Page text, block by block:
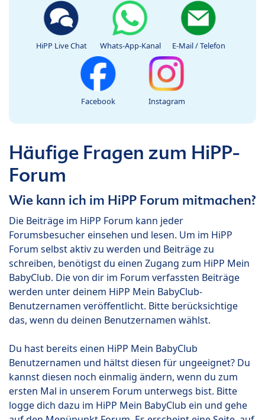
HiPP Live Chat Whats-App-Kanal E-Mail / Telefon
Facebook Instagram
Häufige Fragen zum HiPP-
Forum
Wie kann ich im HiPP Forum mitmachen?
Die Beiträge im HiPP Forum kann jeder
Forumsbesucher einsehen und lesen. Um im HiPP
Forum selbst aktiv zu werden und Beiträge zu
schreiben, benötigst du einen Zugang zum HiPP Mein
BabyClub. Die von dir im Forum verfassten Beiträge
werden unter deinem HiPP Mein BabyClub-
Benutzernamen veröffentlicht. Bitte berücksichtige
das, wenn du deinen Benutzernamen wählst.
Du hast bereits einen HiPP Mein BabyClub
Benutzernamen und hältst diesen für ungeeignet? Du
kannst diesen noch einmalig ändern, wenn du zum
ersten Mal in unserem Forum unterwegs bist. Bitte
logge dich dazu im HiPP Mein BabyClub ein und gehe